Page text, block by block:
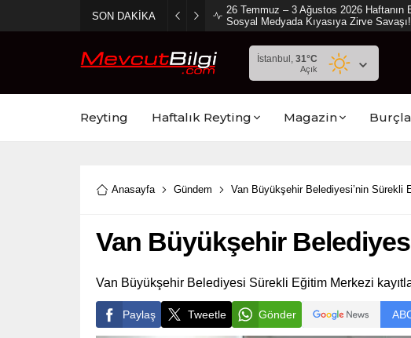
SON DAKİKA
2 Ağustos 2026 Sosyal Medya Reyting
Ambargo Koydu!
İstanbul, 31°C
Açık
Reyting Haftalık Reyting Magazin
Anasayfa Gündem Van Büyükşehir Belediyesi’nin Sürekli
Van Büyükşehir
Van Büyükşehir Belediyesi Sürekli Eğitim Merkezi
Paylaş Tweetle Gönder